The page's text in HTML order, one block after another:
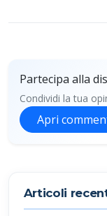
Partecipa alla
Condividi la tua
Apri
Articoli